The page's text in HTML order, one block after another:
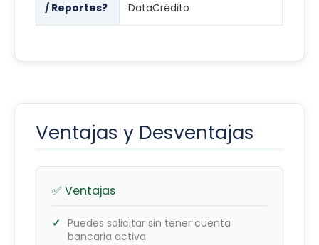
/ Reportes?
DataCrédito
Ventajas y Desventajas
✅ Ventajas
Puedes solicitar sin tener cuenta
bancaria activa